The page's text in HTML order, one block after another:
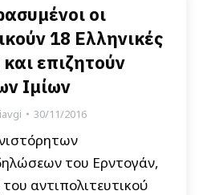
οι
18 Ελληνικές
επιζητούν
Ιμίων
30/11/2016
του Ερντογάν,
αντιπολιτευτικού